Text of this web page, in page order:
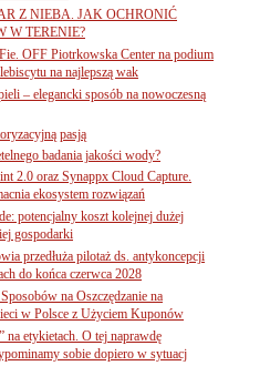
Z NIEBA. JAK OCHRONIĆ
W TERENIE?
OFF Piotrkowska Center na podium
na najlepszą wak
– elegancki sposób na nowoczesną
pasją
badania jakości wody?
2.0 oraz Synappx Cloud Capture.
ekosystem rozwiązań
potencjalny koszt kolejnej dużej
gospodarki
przedłuża pilotaż ds. antykoncepcji
do końca czerwca 2028
na Oszczędzanie na
w Polsce z Użyciem Kuponów
na etykietach. O tej naprawdę
sobie dopiero w sytuacj